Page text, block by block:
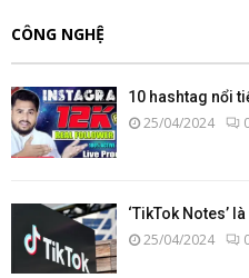
CÔNG NGHỆ
10 hashtag nổi
25/04/2024
‘TikTok Notes’
25/04/2024